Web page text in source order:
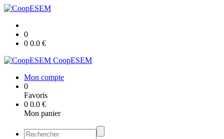
0
0 0.0 €
CoopESEM
Mon compte
0
Favoris
0 0.0 €
Mon panier